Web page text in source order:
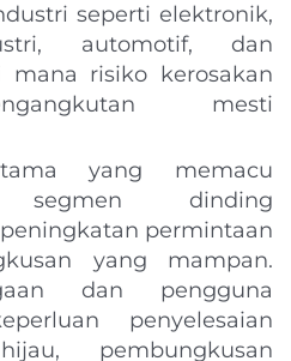
seperti elektronik,
automotif, dan
mana risiko kerosakan
mesti
yang memacu
segmen dinding
permintaan
yang mampan.
dan pengguna
penyelesaian
pembungkusan